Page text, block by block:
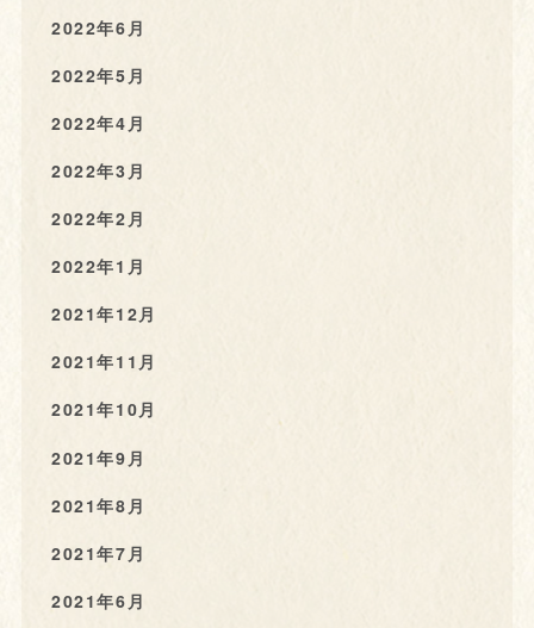
2022年6月
2022年5月
2022年4月
2022年3月
2022年2月
2022年1月
2021年12月
2021年11月
2021年10月
2021年9月
2021年8月
2021年7月
2021年6月